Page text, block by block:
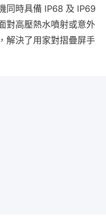
同時具備 IP68 及 IP69
對高壓熱水噴射或意外
解決了用家對摺疊屏手